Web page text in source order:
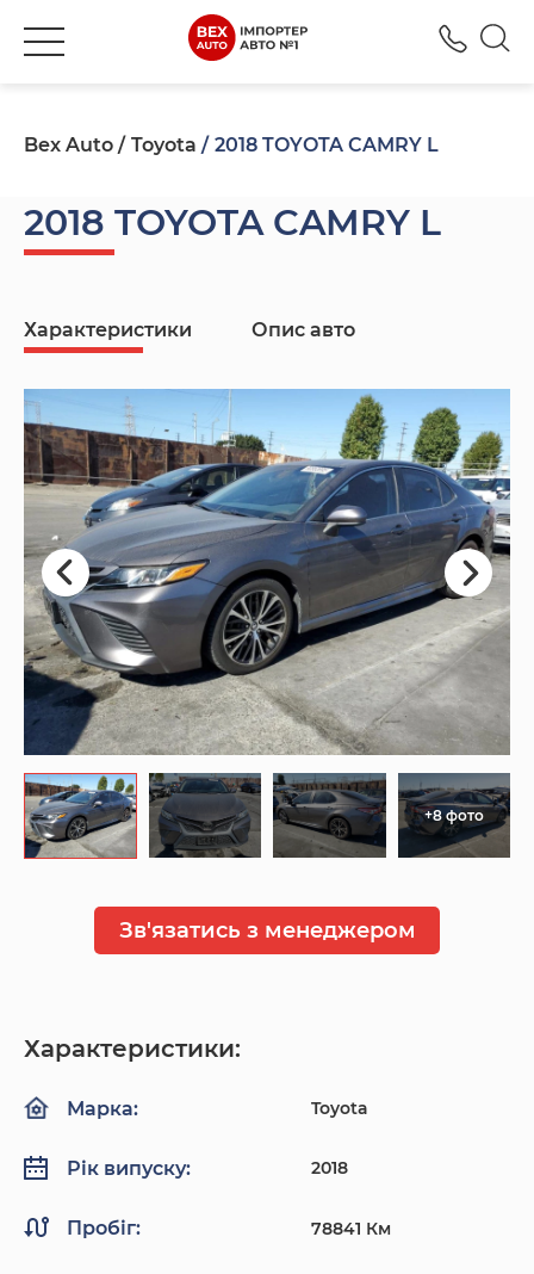
Bex Auto Toyota 2018 TOYOTA CAMRY L
2018 TOYOTA CAMRY L
Характеристики Опис авто
+8 фото
Зв'язатись з менеджером
Характеристики:
Марка: Toyota
Рік випуску: 2018
Пробіг: 78841 Км